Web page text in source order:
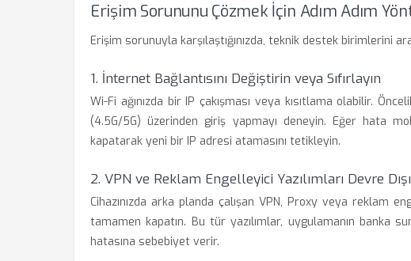
Erişim Sorununu Çözmek İçin Adım Adım
Erişim sorunuyla karşılaştığınızda, teknik destek birimlerini
1. İnternet Bağlantısını Değiştirin veya Sıfırlayın
Wi-Fi ağınızda bir IP çakışması veya kısıtlama olabilir.
(4.5G/5G) üzerinden giriş yapmayı deneyin. Eğer hata
kapatarak yeni bir IP adresi atamasını tetikleyin.
2. VPN ve Reklam Engelleyici Yazılımları Devre Dışı
Cihazınızda arka planda çalışan VPN, Proxy veya reklam
tamamen kapatın. Bu tür yazılımlar, uygulamanın banka
hatasına sebebiyet verir.